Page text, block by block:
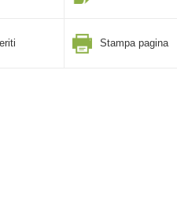
Stampa pagina